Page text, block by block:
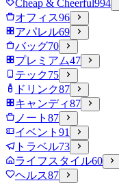
Cheap & Cheerful994
オフィス96
アパレル69
バッグ70
プレミアム47
テック75
ドリンク87
キャンディ87
ノート 87
イベント 91
トラベル73
ライフスタイル60
ヘルス87